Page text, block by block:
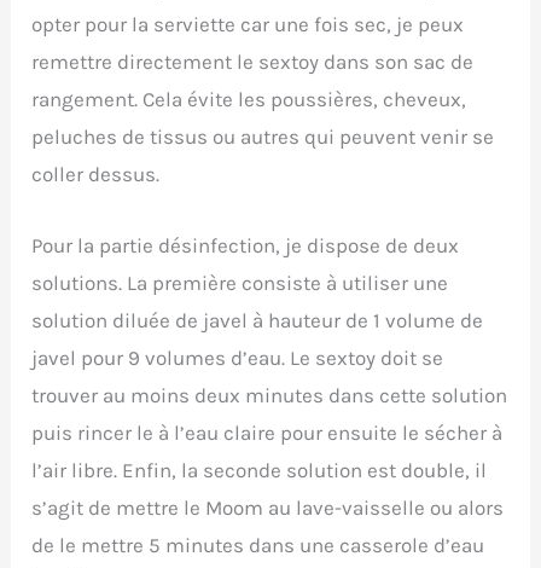
opter pour la serviette car une fois sec, je peux
remettre directement le sextoy dans son sac de
rangement. Cela évite les poussières, cheveux,
peluches de tissus ou autres qui peuvent venir se
coller dessus.
Pour la partie désinfection, je dispose de deux
solutions. La première consiste à utiliser une
solution diluée de javel à hauteur de 1 volume de
javel pour 9 volumes d’eau. Le sextoy doit se
trouver au moins deux minutes dans cette solution
puis rincer le à l’eau claire pour ensuite le sécher à
l’air libre. Enfin, la seconde solution est double, il
s’agit de mettre le Moom au lave-vaisselle ou alors
de le mettre 5 minutes dans une casserole d’eau